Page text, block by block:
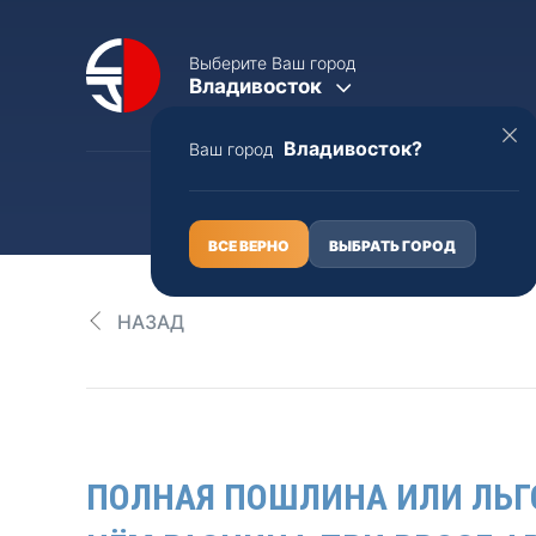
Выберите Ваш город
Владивосток
Ваш город Владивосток?
ВСЕ ВЕРНО ВЫБРАТЬ ГОРОД
Полная пошлина
Nissan
Mercedes-
НАЗАД
ПОЛНАЯ ПОШЛИНА ИЛИ